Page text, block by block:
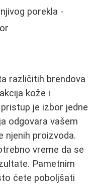
porekla -
različitih brendova
kože i
je izbor jedne
odgovara vašem
njenih proizvoda.
vreme da se
Pametnim
ćete poboljšati